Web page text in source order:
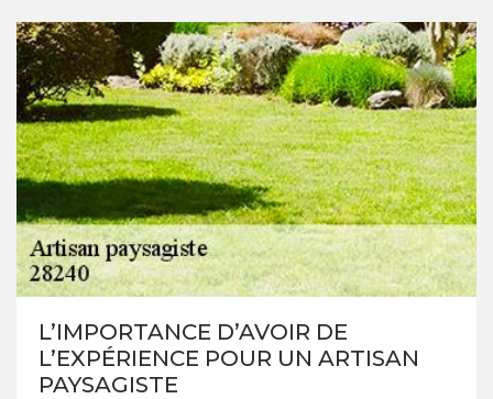
L’IMPORTANCE D’AVOIR DE
L’EXPÉRIENCE POUR UN ARTISAN
PAYSAGISTE